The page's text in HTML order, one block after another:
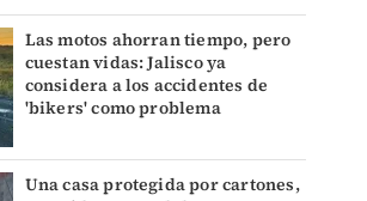
Las motos ahorran tiempo, pero
cuestan vidas: Jalisco ya
considera a los accidentes de
'bikers' como problema
Una casa protegida por cartones,